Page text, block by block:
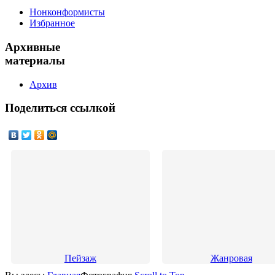
Нонконформисты
Избранное
Архивные
материалы
Архив
Поделиться ссылкой
Пейзаж Жанровая